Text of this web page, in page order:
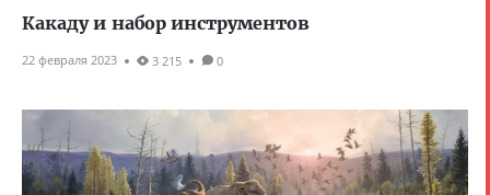
Какаду и набор инструментов
22 февраля 2023 3 215 0